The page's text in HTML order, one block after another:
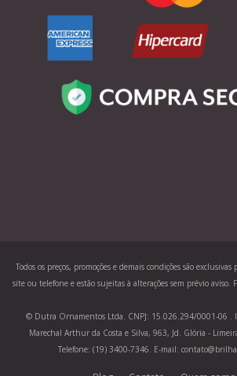
Todos os preços, promoções e demais condições são
site ou telefone e estão sujeitas à alterações sem prévio aviso.
© Dutra Ornamentos Ltda. CNPJ: 15.026.294/0001-06 .
Marechal Arthur da Costa e Silva, 963, Jd. Glória -
Telefone: (19) 3400-7346. E-mail: